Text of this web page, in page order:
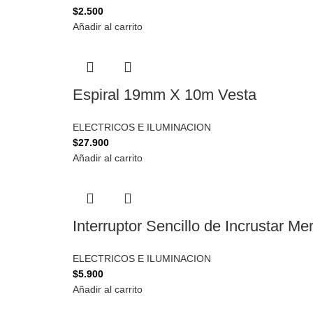
$2.500
Añadir al carrito
Espiral 19mm X 10m Vesta
ELECTRICOS E ILUMINACION
$27.900
Añadir al carrito
Interruptor Sencillo de Incrustar
ELECTRICOS E ILUMINACION
$5.900
Añadir al carrito